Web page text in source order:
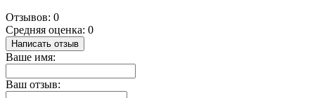
Отзывов: 0
Средняя оценка: 0
Написать отзыв
Ваше имя:
Ваш отзыв: